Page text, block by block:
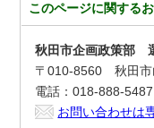
このページに関する
秋田市企画政策部
〒010-8560 秋田
電話：018-888-5487
お問い合わせは